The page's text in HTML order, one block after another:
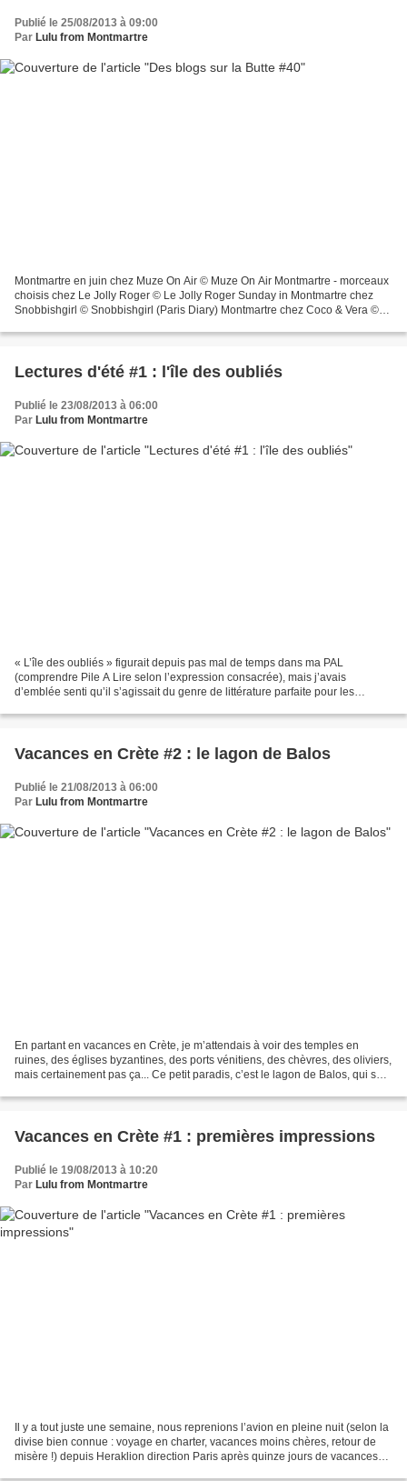
Publié le 25/08/2013 à 09:00
Par Lulu from Montmartre
Montmartre en juin chez Muze On Air © Muze On Air Montmartre - morceaux
choisis chez Le Jolly Roger © Le Jolly Roger Sunday in Montmartre chez
Snobbishgirl © Snobbishgirl (Paris Diary) Montmartre chez Coco & Vera ©
Lectures d'été #1 : l'île des oubliés
Publié le 23/08/2013 à 06:00
Par Lulu from Montmartre
« L’île des oubliés » figurait depuis pas mal de temps dans ma PAL
(comprendre Pile A Lire selon l’expression consacrée), mais j’avais
d’emblée senti qu’il s’agissait du genre de littérature parfaite pour les
Vacances en Crète #2 : le lagon de Balos
Publié le 21/08/2013 à 06:00
Par Lulu from Montmartre
En partant en vacances en Crète, je m’attendais à voir des temples en
ruines, des églises byzantines, des ports vénitiens, des chèvres, des oliviers,
mais certainement pas ça... Ce petit paradis, c’est le lagon de Balos, qui se
Vacances en Crète #1 : premières impressions
Publié le 19/08/2013 à 10:20
Par Lulu from Montmartre
Il y a tout juste une semaine, nous reprenions l’avion en pleine nuit (selon la
divise bien connue : voyage en charter, vacances moins chères, retour de
misère !) depuis Heraklion direction Paris après quinze jours de vacances